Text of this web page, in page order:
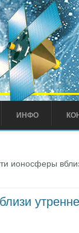
ИНФО
ионосферы